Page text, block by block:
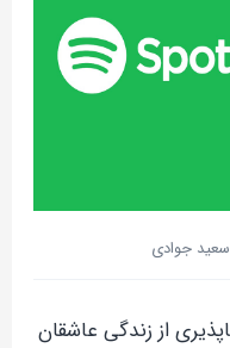
سعید جوادی
از زندگی عاشقان